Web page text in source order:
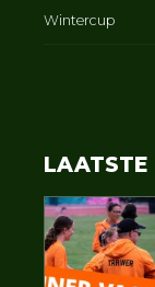
Wintercup
LAATSTE